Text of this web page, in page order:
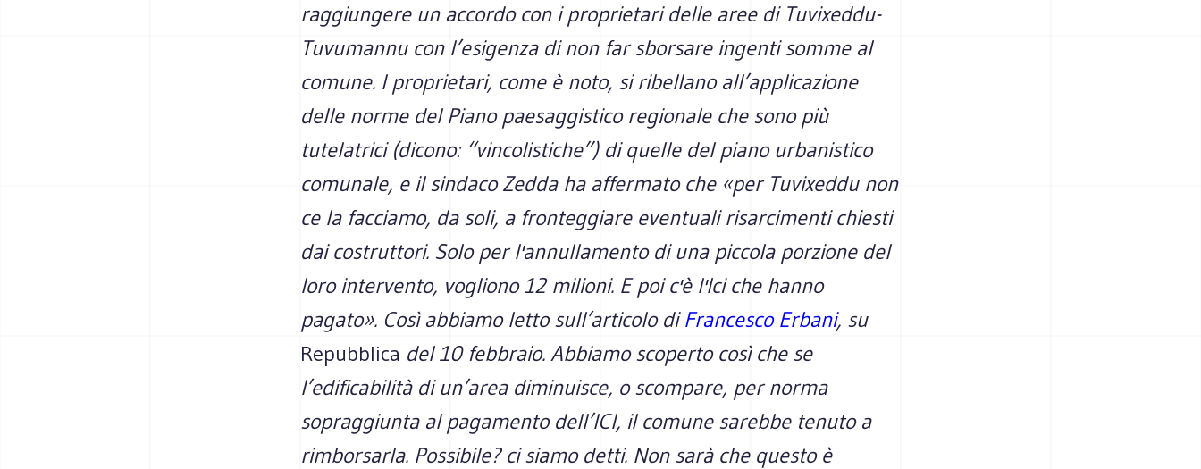
raggiungere un accordo con i proprietari delle aree di Tuvixeddu-
Tuvumannu con l’esigenza di non far sborsare ingenti somme al
comune. I proprietari, come è noto, si ribellano all’applicazione
delle norme del Piano paesaggistico regionale che sono più
tutelatrici (dicono: “vincolistiche”) di quelle del piano urbanistico
comunale, e il sindaco Zedda ha affermato che «per Tuvixeddu non
ce la facciamo, da soli, a fronteggiare eventuali risarcimenti chiesti
dai costruttori. Solo per l'annullamento di una piccola porzione del
loro intervento, vogliono 12 milioni. E poi c'è l'Ici che hanno
pagato». Così abbiamo letto sull’articolo diFrancesco Erbani, su
Repubblica del 10 febbraio. Abbiamo scoperto così che se
l’edificabilità di un’area diminuisce, o scompare, per norma
sopraggiunta al pagamento dell’ICI, il comune sarebbe tenuto a
rimborsarla. Possibile? ci siamo detti. Non sarà che questo è